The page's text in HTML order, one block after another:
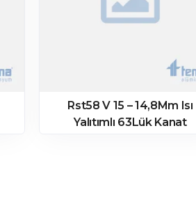
Rst58 V 15 – 14,8Mm Isı
Yalıtımlı 63Lük Kanat